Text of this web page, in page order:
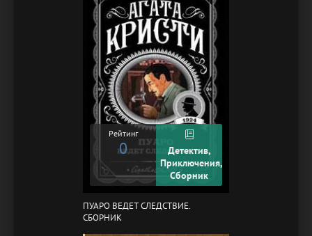
Рейтинг
0
Детектив,
Приключения,
Сборник
ПУАРО ВЕДЕТ СЛЕДСТВИЕ.
СБОРНИК